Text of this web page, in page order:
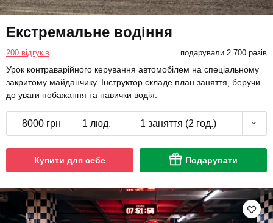
Екстремальне водіння
200 відгуків подарували 2 700 разів
Урок контраварійного керування автомобілем на спеціальному
закритому майданчику. Інструктор складе план заняття, беручи
до уваги побажання та навички водія.
8000 грн 1 люд. 1 заняття (2 год.)
Купити для себе Подарувати